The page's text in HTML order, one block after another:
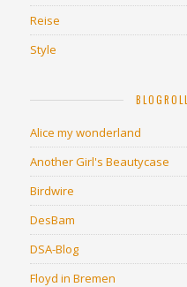
Reise
Style
BLOGROLL
Alice my wonderland
Another Girl's Beautycase
Birdwire
DesBam
DSA-Blog
Floyd in Bremen